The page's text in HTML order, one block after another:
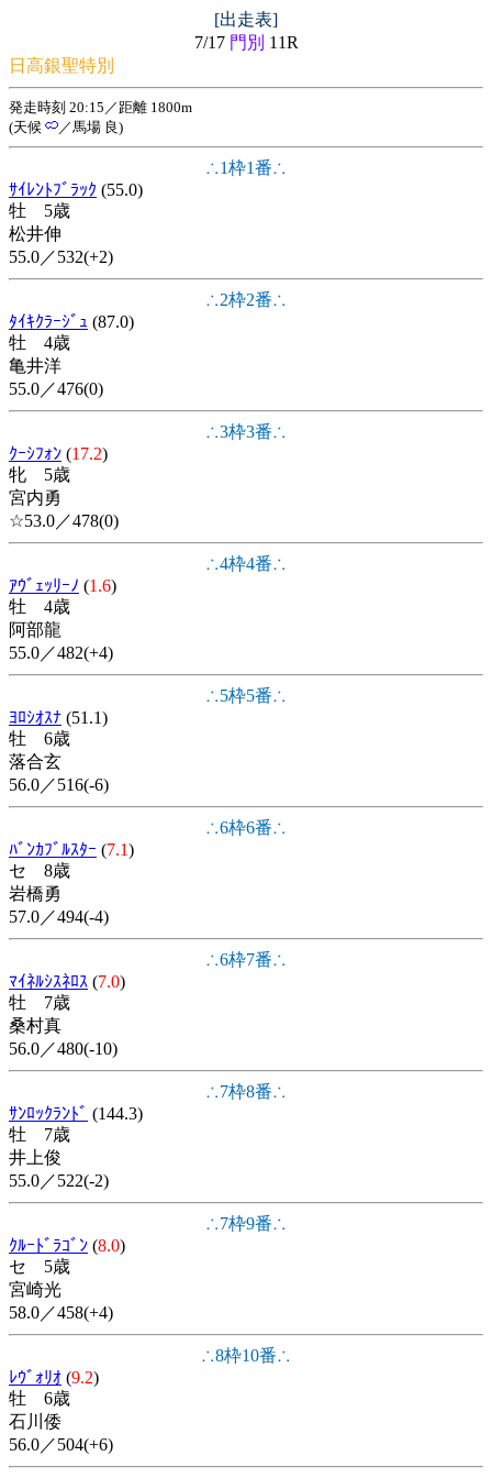
[出走表]
7/17 門別 11R
日高銀聖特別
発走時刻 20:15／距離 1800m
(天候
／馬場 良)
∴1枠1番∴
ｻｲﾚﾝﾄﾌﾞﾗｯｸ (55.0)
牡 5歳
松井伸
55.0／532(+2)
∴2枠2番∴
ﾀｲｷｸﾗｰｼﾞｭ (87.0)
牡 4歳
亀井洋
55.0／476(0)
∴3枠3番∴
ｸｰｼﾌｫﾝ (17.2)
牝 5歳
宮内勇
☆53.0／478(0)
∴4枠4番∴
ｱｳﾞｪｯﾘｰﾉ (1.6)
牡 4歳
阿部龍
55.0／482(+4)
∴5枠5番∴
ﾖﾛｼｵｽﾅ (51.1)
牡 6歳
落合玄
56.0／516(-6)
∴6枠6番∴
ﾊﾞﾝｶﾌﾞﾙｽﾀｰ (7.1)
セ 8歳
岩橋勇
57.0／494(-4)
∴6枠7番∴
ﾏｲﾈﾙｼｽﾈﾛｽ (7.0)
牡 7歳
桑村真
56.0／480(-10)
∴7枠8番∴
ｻﾝﾛｯｸﾗﾝﾄﾞ (144.3)
牡 7歳
井上俊
55.0／522(-2)
∴7枠9番∴
ｸﾙｰﾄﾞﾗｺﾞﾝ (8.0)
セ 5歳
宮崎光
58.0／458(+4)
∴8枠10番∴
ﾚｳﾞｫﾘｵ (9.2)
牡 6歳
石川倭
56.0／504(+6)